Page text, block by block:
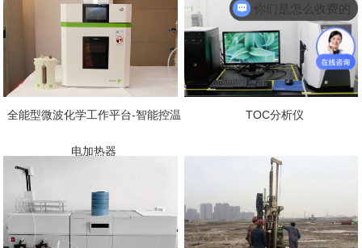
全能型微波化学工作平台-智能控温
电加热器
TOC分析仪
你们是怎么收费的